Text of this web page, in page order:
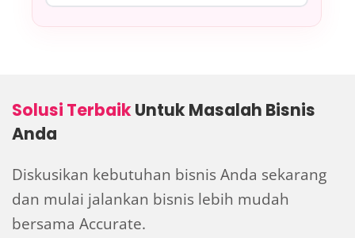
Solusi TerbaikUntuk Masalah Bisnis
Anda
Diskusikan kebutuhan bisnis Anda sekarang
dan mulai jalankan bisnis lebih mudah
bersama Accurate.